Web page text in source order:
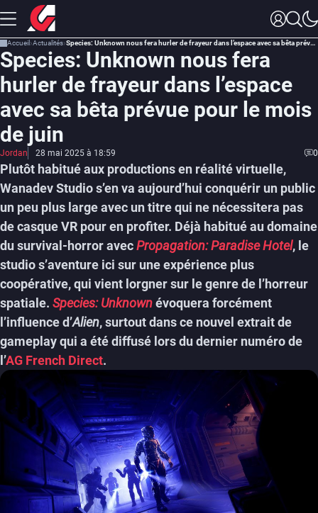
Accueil Actualités Species: Unknown nous fera hurler de frayeur dans l’espace avec sa bêta prévue pour le mois de juin
Species: Unknown nous fera
hurler de frayeur dans l’espace
avec sa bêta prévue pour le mois
de juin
Jordan 28 mai 2025 à 18:59 0
Plutôt habitué aux productions en réalité virtuelle,
Wanadev Studio s’en va aujourd’hui conquérir un public
un peu plus large avec un titre qui ne nécessitera pas
de casque VR pour en profiter. Déjà habitué au domaine
du survival-horror avecPropagation: Paradise Hotel, le
studio s’aventure ici sur une expérience plus
coopérative, qui vient lorgner sur le genre de l’horreur
spatiale. Species: Unknownévoquera forcément
l’influence d’Alien, surtout dans ce nouvel extrait de
gameplay qui a été diffusé lors du dernier numéro de
l’AG French Direct.